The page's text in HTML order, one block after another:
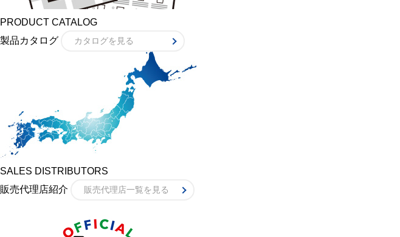
PRODUCT CATALOG
製品カタログ
カタログを見る
SALES DISTRIBUTORS
販売代理店紹介
販売代理店一覧を見る